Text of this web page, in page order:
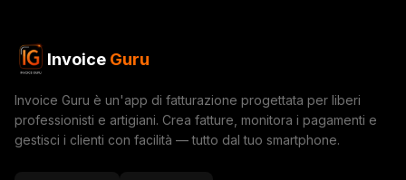
Invoice Guru
Invoice Guru è un'app di fatturazione progettata per liberi
professionisti e artigiani. Crea fatture, monitora i pagamenti e
gestisci i clienti con facilità — tutto dal tuo smartphone.